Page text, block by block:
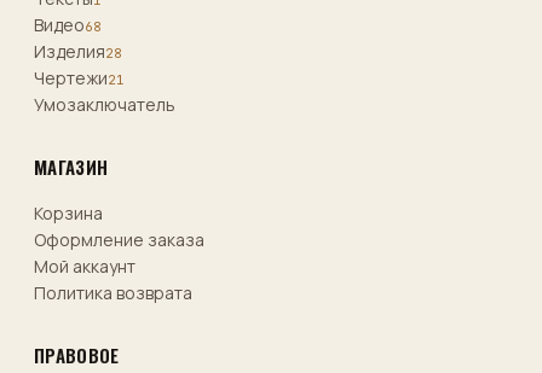
Видео68
Изделия28
Чертежи21
Умозаключатель
МАГАЗИН
Корзина
Оформление заказа
Мой аккаунт
Политика возврата
ПРАВОВОЕ